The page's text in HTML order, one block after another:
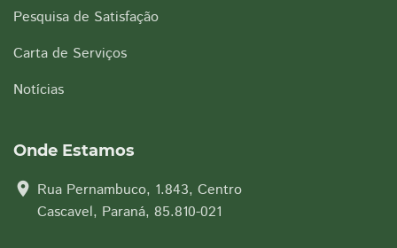
Pesquisa de Satisfação
Carta de Serviços
Notícias
Onde Estamos
location_on Rua Pernambuco, 1.843, Centro
Cascavel, Paraná, 85.810-021